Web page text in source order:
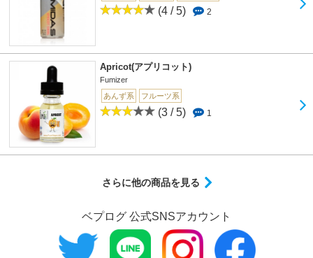
(4 / 5) 2
Apricot(アプリコット)
Fumizer
あんず系
フルーツ系
(3 / 5) 1
さらに他の商品を見る
ベプログ 公式SNSアカウント